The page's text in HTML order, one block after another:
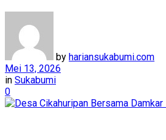
by hariansukabumi.com
Mei 13, 2026
in Sukabumi
0